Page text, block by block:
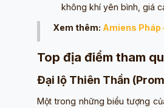
không khí yên bình, giá
Xem thêm: Amiens Pháp
Top địa điểm tham
Đại lộ Thiên Thần
Một trong những biểu tượng